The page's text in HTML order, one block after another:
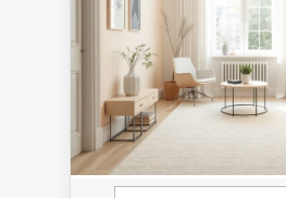
Szukaj: